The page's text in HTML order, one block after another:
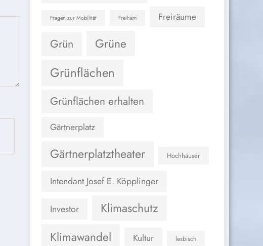
Fragen zur Mobilität Freiham Freiräume
Grün Grüne
Grünflächen
Grünflächen erhalten
Gärtnerplatz
Gärtnerplatztheater Hochhäuser
Intendant Josef E. Köpplinger
Investor Klimaschutz
Klimawandel Kultur lesbisch